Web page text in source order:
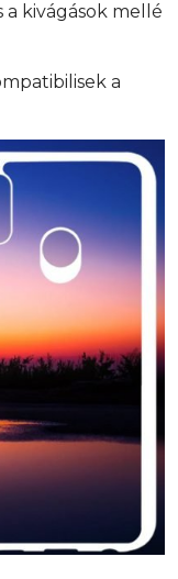
kivágások mellé
a